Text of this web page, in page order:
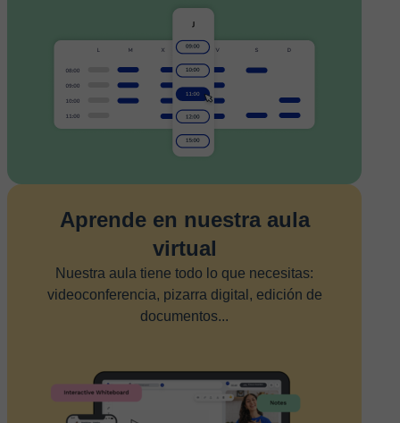
Aprende en nuestra aula
virtual
Nuestra aula tiene todo lo que necesitas:
videoconferencia, pizarra digital, edición de
documentos...